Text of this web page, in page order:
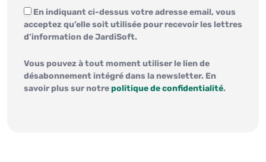
En indiquant ci-dessus votre adresse email, vous
acceptez qu’elle soit utilisée pour recevoir les lettres
d’information de JardiSoft.
Vous pouvez à tout moment utiliser le lien de
désabonnement intégré dans la newsletter. En
savoir plus sur notrepolitique de confidentialité.